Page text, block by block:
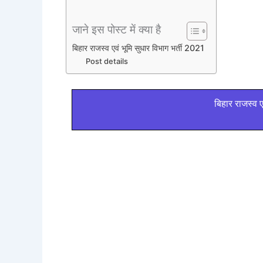
जाने इस पोस्ट में क्या है
बिहार राजस्व एवं भूमि सुधार विभाग भर्ती 2021
Post details
बिहार राजस्व